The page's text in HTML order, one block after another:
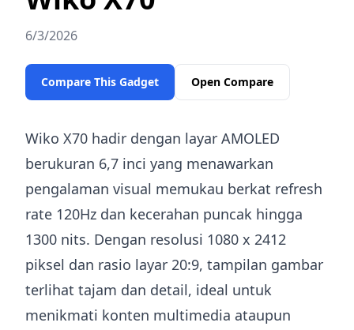
6/3/2026
Compare This Gadget Open Compare
Wiko X70 hadir dengan layar AMOLED
berukuran 6,7 inci yang menawarkan
pengalaman visual memukau berkat refresh
rate 120Hz dan kecerahan puncak hingga
1300 nits. Dengan resolusi 1080 x 2412
piksel dan rasio layar 20:9, tampilan gambar
terlihat tajam dan detail, ideal untuk
menikmati konten multimedia ataupun